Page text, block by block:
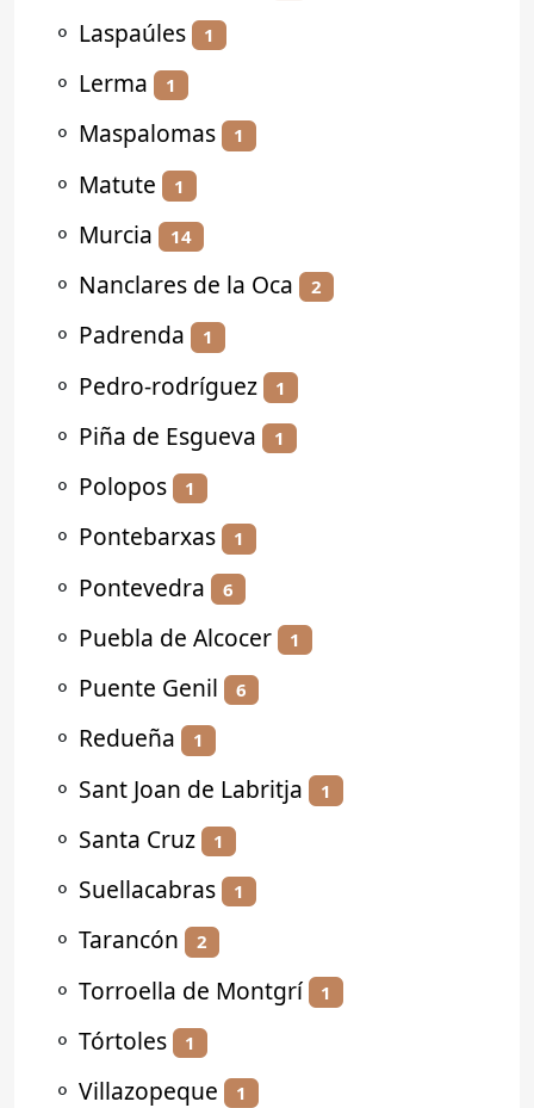
⚬ Laspaúles 1
⚬ Lerma 1
⚬ Maspalomas 1
⚬ Matute 1
⚬ Murcia 14
⚬ Nanclares de la Oca 2
⚬ Padrenda 1
⚬ Pedro-rodríguez 1
⚬ Piña de Esgueva 1
⚬ Polopos 1
⚬ Pontebarxas 1
⚬ Pontevedra 6
⚬ Puebla de Alcocer 1
⚬ Puente Genil 6
⚬ Redueña 1
⚬ Sant Joan de Labritja 1
⚬ Santa Cruz 1
⚬ Suellacabras 1
⚬ Tarancón 2
⚬ Torroella de Montgrí 1
⚬ Tórtoles 1
⚬ Villazopeque 1